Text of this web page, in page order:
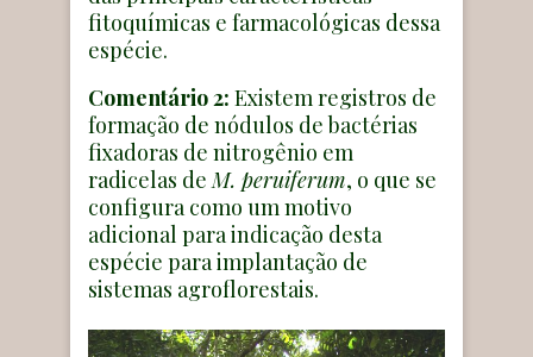
fitoquímicas e farmacológicas dessa
espécie.
Comentário 2: Existem registros de
formação de nódulos de bactérias
fixadoras de nitrogênio em
radicelas de M. peruiferum, o que se
configura como um motivo
adicional para indicação desta
espécie para implantação de
sistemas agroflorestais.